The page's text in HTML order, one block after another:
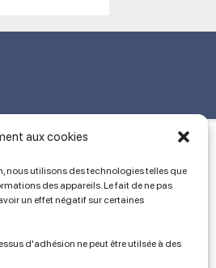
aux cookies
nous utilisons des technologies telles que
des appareils. Le fait de ne pas
un effet négatif sur certaines
d'adhésion ne peut être utilsée à des